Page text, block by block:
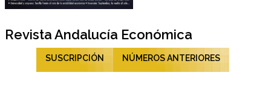
Revista Andalucía Económica
SUSCRIPCIÓN NÚMEROS ANTERIORES